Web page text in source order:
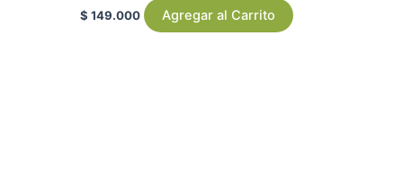
$ 149.000 Agregar al Carrito